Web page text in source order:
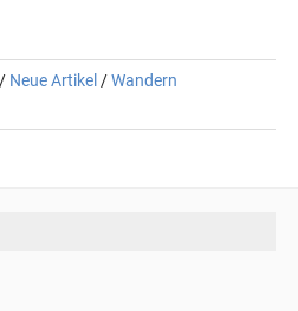
/ Neue Artikel /Wandern